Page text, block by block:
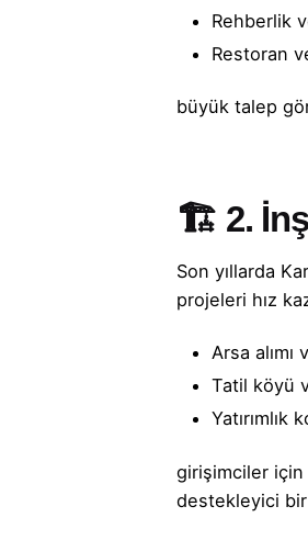
Rehberlik
Restoran
büyük talep
🏗️ 2.
Son yıllarda
projeleri hız
Arsa
Tatil köyü
Yatırımlık
girişimciler için
destekleyici bir